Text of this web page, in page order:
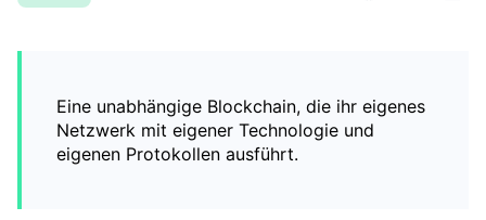
Eine unabhängige Blockchain, die ihr eigenes
Netzwerk mit eigener Technologie und
eigenen Protokollen ausführt.